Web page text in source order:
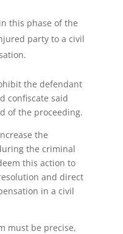
this phase of the
party to a civil
the defendant
confiscate said
of the proceeding.
the
the criminal
this action to
and direct
in a civil
must be precise,